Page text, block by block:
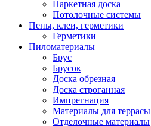
Паркетная доска
Потолочные системы
Пены, клеи, герметики
Герметики
Пиломатериалы
Брус
Брусок
Доска обрезная
Доска строганная
Импрегнация
Материалы для террасы
Отделочные материалы